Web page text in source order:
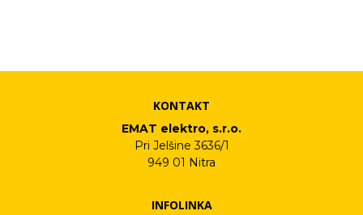
KONTAKT
EMAT elektro, s.r.o.
Pri Jelšine 3636/1
949 01 Nitra
INFOLINKA